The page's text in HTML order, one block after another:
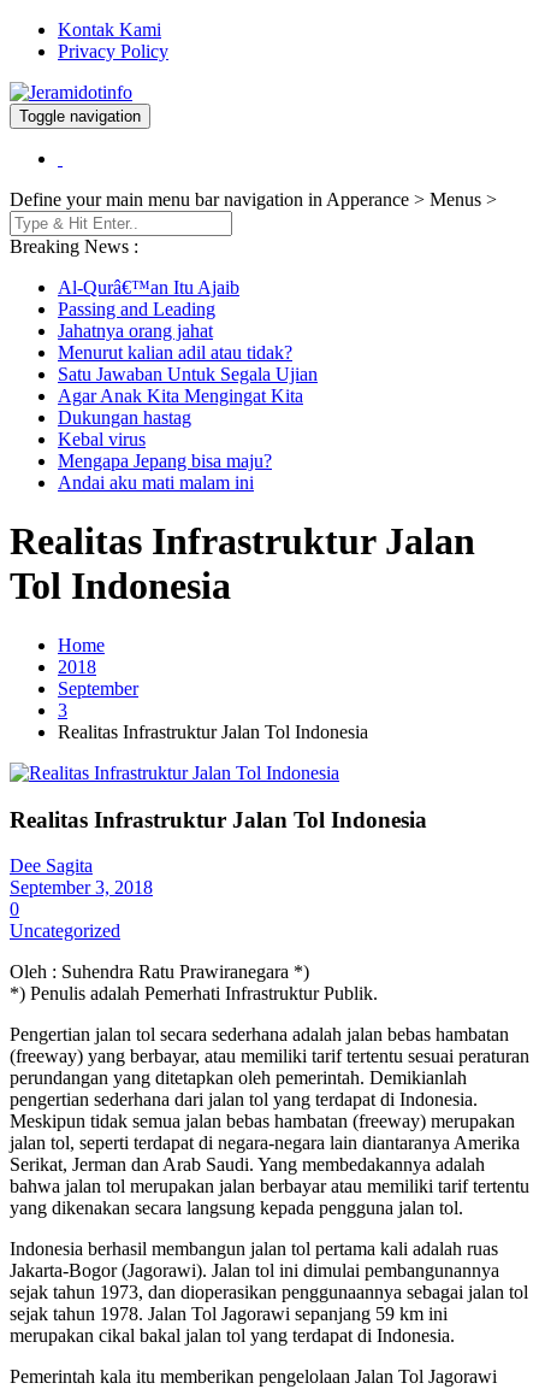
Kontak Kami
Privacy Policy
Jeramidotinfo
Berita dan Informasi Terkini
Toggle navigation
Define your main menu bar navigation in Apperance > Menus >
Breaking News :
Al-Qurâ€™an Itu Ajaib
Passing and Leading
Jahatnya orang jahat
Menurut kalian adil atau tidak?
Satu Jawaban Untuk Segala Ujian
Agar Anak Kita Mengingat Kita
Dukungan hastag
Kebal virus
Mengapa Jepang bisa maju?
Andai aku mati malam ini
Realitas Infrastruktur Jalan
Tol Indonesia
Home
2018
September
3
Realitas Infrastruktur Jalan Tol Indonesia
Realitas Infrastruktur Jalan Tol Indonesia
Dee Sagita
September 3, 2018
0
Uncategorized
Oleh : Suhendra Ratu Prawiranegara *)
*) Penulis adalah Pemerhati Infrastruktur Publik.
Pengertian jalan tol secara sederhana adalah jalan bebas hambatan
(freeway) yang berbayar, atau memiliki tarif tertentu sesuai peraturan
perundangan yang ditetapkan oleh pemerintah. Demikianlah
pengertian sederhana dari jalan tol yang terdapat di Indonesia.
Meskipun tidak semua jalan bebas hambatan (freeway) merupakan
jalan tol, seperti terdapat di negara-negara lain diantaranya Amerika
Serikat, Jerman dan Arab Saudi. Yang membedakannya adalah
bahwa jalan tol merupakan jalan berbayar atau memiliki tarif tertentu
yang dikenakan secara langsung kepada pengguna jalan tol.
Indonesia berhasil membangun jalan tol pertama kali adalah ruas
Jakarta-Bogor (Jagorawi). Jalan tol ini dimulai pembangunannya
sejak tahun 1973, dan dioperasikan penggunaannya sebagai jalan tol
sejak tahun 1978. Jalan Tol Jagorawi sepanjang 59 km ini
merupakan cikal bakal jalan tol yang terdapat di Indonesia.
Pemerintah kala itu memberikan pengelolaan Jalan Tol Jagorawi